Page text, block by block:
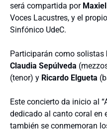
será compartida por
Voces Lacustres, y el
Sinfónico UdeC.
Participarán como solistas
Claudia Sepúlveda
(tenor) y Ricardo Elgueta
Este concierto da inicio al
dedicado al canto coral en
también se conmemoran